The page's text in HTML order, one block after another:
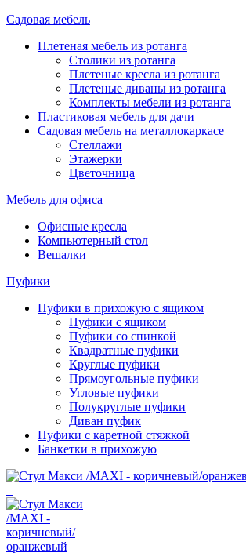
Садовая мебель
Плетеная мебель из ротанга
Столики из ротанга
Плетеные кресла из ротанга
Плетеные диваны из ротанга
Комплекты мебели из ротанга
Пластиковая мебель для дачи
Садовая мебель на металлокаркасе
Стеллажи
Этажерки
Цветочница
Мебель для офиса
Офисные кресла
Компьютерный стол
Вешалки
Пуфики
Пуфики в прихожую с ящиком
Пуфики с ящиком
Пуфики со спинкой
Квадратные пуфики
Круглые пуфики
Прямоугольные пуфики
Угловые пуфики
Полукруглые пуфики
Диван пуфик
Пуфики с каретной стяжкой
Банкетки в прихожую